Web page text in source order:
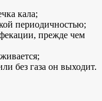
кала;
периодичностью;
прежде чем
без газа он выходит.